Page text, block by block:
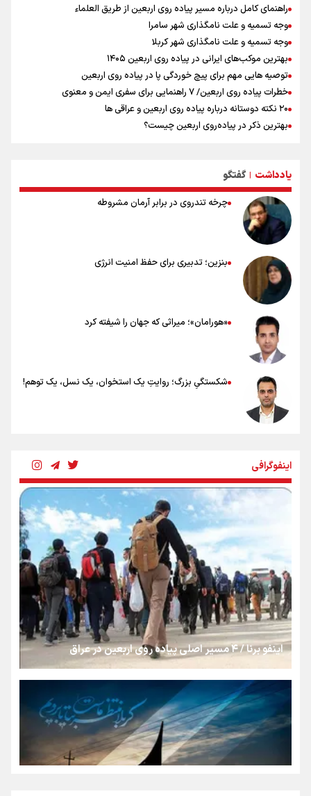
راهنمای کامل درباره مسیر پیاده روی اربعین از طریق العلماء
وجه تسمیه و علت نامگذاری شهر سامرا
وجه تسمیه و علت نامگذاری شهر کربلا
بهترین موکب‌های ایرانی در پیاده روی اربعین ۱۴۰۵
توصیه هایی مهم برای پیچ خوردگی پا در پیاده روی اربعین
خطرات پیاده روی اربعین/ ۷ راهنمایی برای سفری ایمن و معنوی
۲۰ نکته دوستانه درباره پیاده روی اربعین و عراقی ها
بهترین ذکر در پیاده‌روی اربعین چیست؟
نکاتی مهم برای حفظ سلامت در پیاده روی اربعین
یادداشت | گفتگو
چرخه تندروی در برابر آرمان مشروطه
بنزین؛ تدبیری برای حفظ امنیت انرژی
«هورامان»؛ میراثی که جهان را شیفته کرد
شکستگیِ بزرگ؛ روایتِ یک استخوان، یک نسل، یک توهم!
روایت ایران از کنار مردم
از طلوع خیابان‌ها تا غروب اشک
جمله‌ای که بغض چهارماهه را شکست؛ «آهای مردم، آقا از
تهران رفتند»
سه حسرتی که به دلم ماند
مومنِ مقتدرِ مظلوم
اینفوگرافی
اینفو برنا / ۴ مسیر اصلی پیاده روی اربعین در عراق